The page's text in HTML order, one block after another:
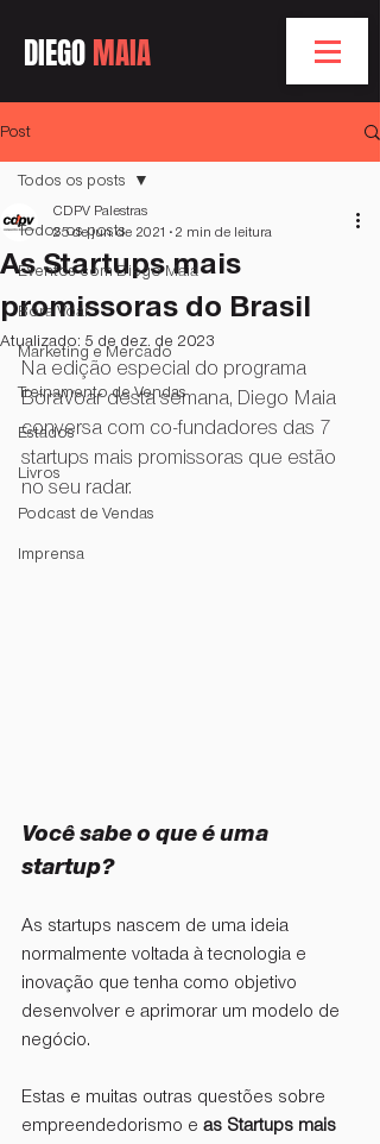
DIEGOMAIA
Post
Todos os posts
Eventos com Diego Maia
Bóra Voar
Marketing e Mercado
Treinamento de Vendas
Estados
Livros
Podcast de Vendas
Imprensa
Todos os posts
As Startups mais
promissoras do Brasil
CDPV Palestras
25 de jun. de 2021
2 min de leitura
Atualizado: 5 de dez. de 2023
Na edição especial do programa
BóraVoar desta semana, Diego Maia
conversa com co-fundadores das 7
startups mais promissoras que estão
no seu radar.
Você sabe o que é uma
startup?
As startups nascem de uma ideia
normalmente voltada à tecnologia e
inovação que tenha como objetivo
desenvolver e aprimorar um modelo de
negócio.
Estas e muitas outras questões sobre
empreendedorismo e as Startups mais